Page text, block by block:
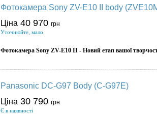
Фотокамера Sony ZV-E10 II body
Ціна 40 970 грн
Уточнюйте, мало
Фотокамера Sony ZV-E10 II - Новий етап вашої
Panasonic DC-G97 Body (C-G97E)
Ціна 30 790 грн
Є в наявності